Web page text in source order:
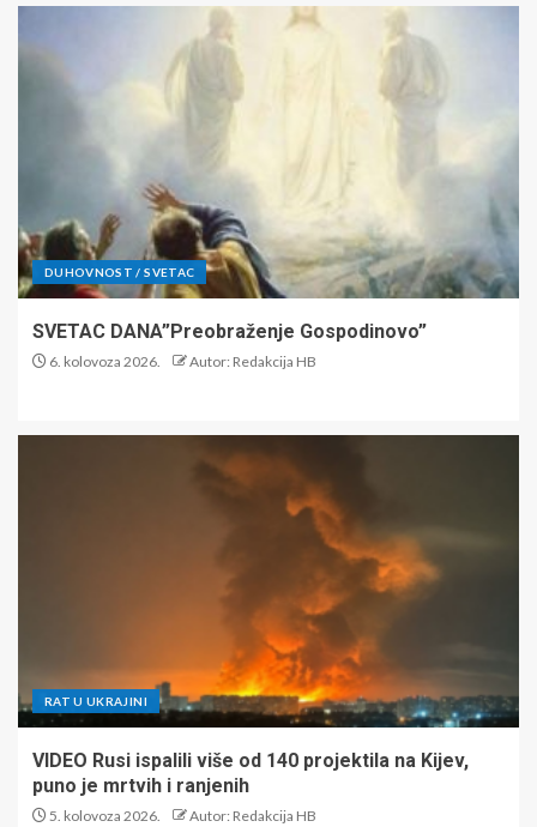
DUHOVNOST / SVETAC
SVETAC DANA”Preobraženje Gospodinovo”
6. kolovoza 2026. Autor: Redakcija HB
RAT U UKRAJINI
VIDEO Rusi ispalili više od 140 projektila na Kijev,
puno je mrtvih i ranjenih
5. kolovoza 2026. Autor: Redakcija HB